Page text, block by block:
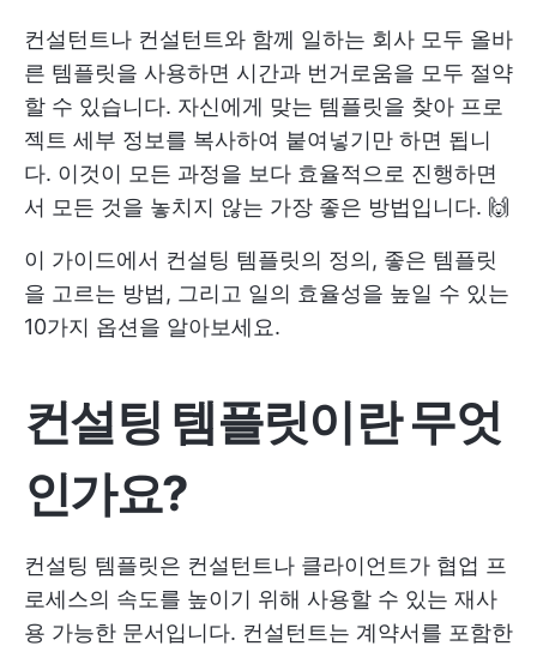
컨설턴트나 컨설턴트와 함께 일하는 회사 모두 올바
른 템플릿을 사용하면 시간과 번거로움을 모두 절약
할 수 있습니다. 자신에게 맞는 템플릿을 찾아 프로
젝트 세부 정보를 복사하여 붙여넣기만 하면 됩니
다. 이것이 모든 과정을 보다 효율적으로 진행하면
서 모든 것을 놓치지 않는 가장 좋은 방법입니다. 🙌
이 가이드에서 컨설팅 템플릿의 정의, 좋은 템플릿
을 고르는 방법, 그리고 일의 효율성을 높일 수 있는
10가지 옵션을 알아보세요.
컨설팅 템플릿이란 무엇
인가요?
컨설팅 템플릿은 컨설턴트나 클라이언트가 협업 프
로세스의 속도를 높이기 위해 사용할 수 있는 재사
용 가능한 문서입니다. 컨설턴트는 계약서를 포함한